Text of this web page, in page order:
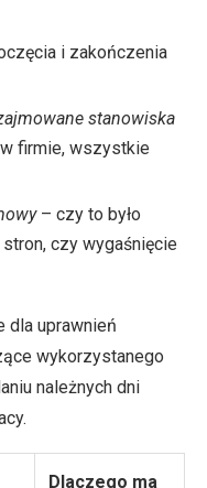
i zakończenia
stanowiska
firmie, wszystkie
– czy to było
czy wygaśnięcie
dla uprawnień
wykorzystanego
należnych dni
Dlaczego ma